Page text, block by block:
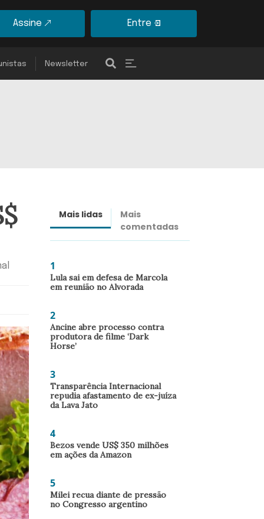
Assine Entre
Newsletter
Mais lidas
Mais
comentadas
1
Lula sai em defesa de Marcola
em reunião no Alvorada
2
Ancine abre processo contra
produtora de filme ‘Dark
Horse’
3
Transparência Internacional
repudia afastamento de ex-juíza
da Lava Jato
4
Bezos vende US$ 350 milhões
em ações da Amazon
5
Milei recua diante de pressão
no Congresso argentino